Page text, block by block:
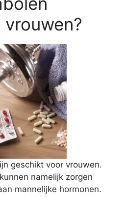
geschikt voor vrouwen.
namelijk zorgen
mannelijke hormonen.